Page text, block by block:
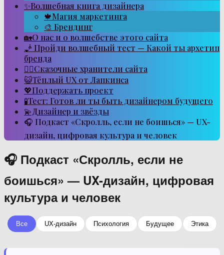
✨Волшебная книга дизайнера
🍁Магия маркетинга
🎨 Брендинг
🏡О нас и о волшебстве этого сайта
🧞 Пройди волшебный тест — Какой ты архетип
бренда
🧙‍♂️Сказочные хранители сайта
😺Тёплый UX от Лапкинса
💖Поддержать проект
🧪Тест: Готов ли ты быть дизайнером будущего
💫Дизайнер и звёзды
🎧 Подкаст «Скролль, если не боишься» — UX-
дизайн, цифровая культура и человек
🎧 Подкаст «Скролль, если не
боишься» — UX-дизайн, цифровая
культура и человек
Все UX-дизайн Психология Будущее Этика